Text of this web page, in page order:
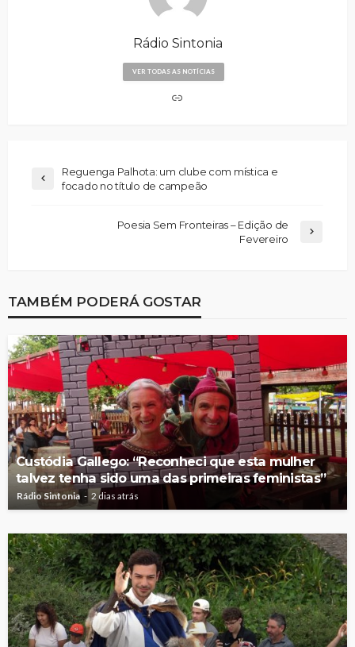
Rádio Sintonia
VER TODAS AS NOTÍCIAS
Reguenga Palhota: um clube com mística e
focado no título de campeão
Poesia Sem Fronteiras – Edição de
Fevereiro
TAMBÉM PODERÁ GOSTAR
Custódia Gallego: “Reconheci que esta mulher
talvez tenha sido uma das primeiras feministas”
Rádio Sintonia 2 dias atrás